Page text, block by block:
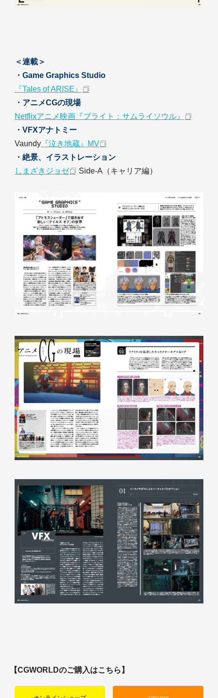
＜連載＞
・Game Graphics Studio
『Tales of ARISE』
・アニメCGの現場
Netflixアニメ映画『ブライト：サムライソウル』
・VFXアナトミー
Vaundy 『泣き地蔵』MV
・絶景、イラストレーション
しまざきジョゼ
Side-A（キャリア編）
【CGWORLDのご購入はこちら】